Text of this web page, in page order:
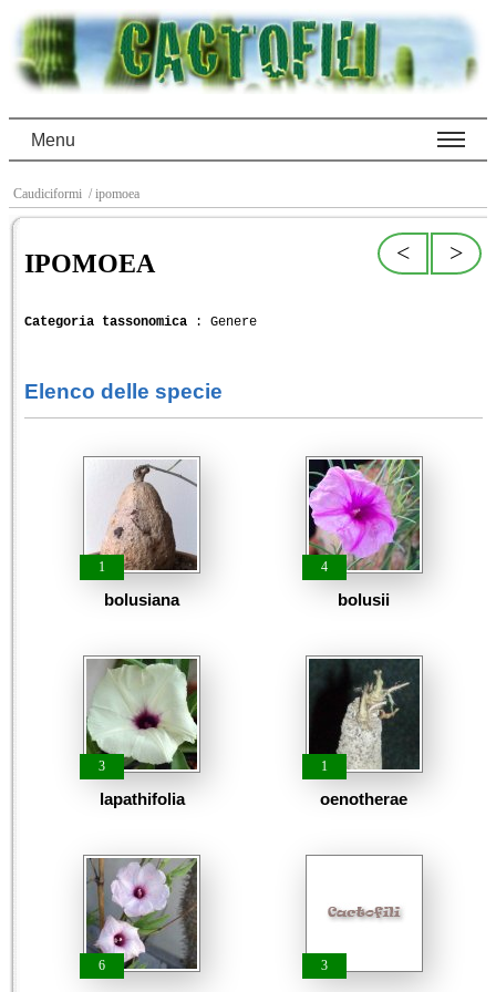
Menu
Caudiciformi / ipomoea
>
<
IPOMOEA
Categoria tassonomica : Genere
Elenco delle specie
1
bolusiana
4
bolusii
3
lapathifolia
1
oenotherae
6 3